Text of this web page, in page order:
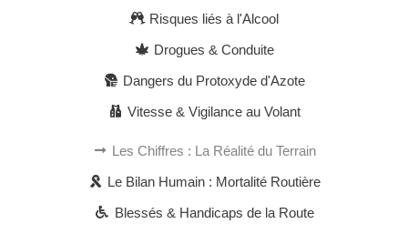
Risques liés à l'Alcool
Drogues & Conduite
Dangers du Protoxyde d'Azote
Vitesse & Vigilance au Volant
Les Chiffres : La Réalité du Terrain
Le Bilan Humain : Mortalité Routière
Blessés & Handicaps de la Route